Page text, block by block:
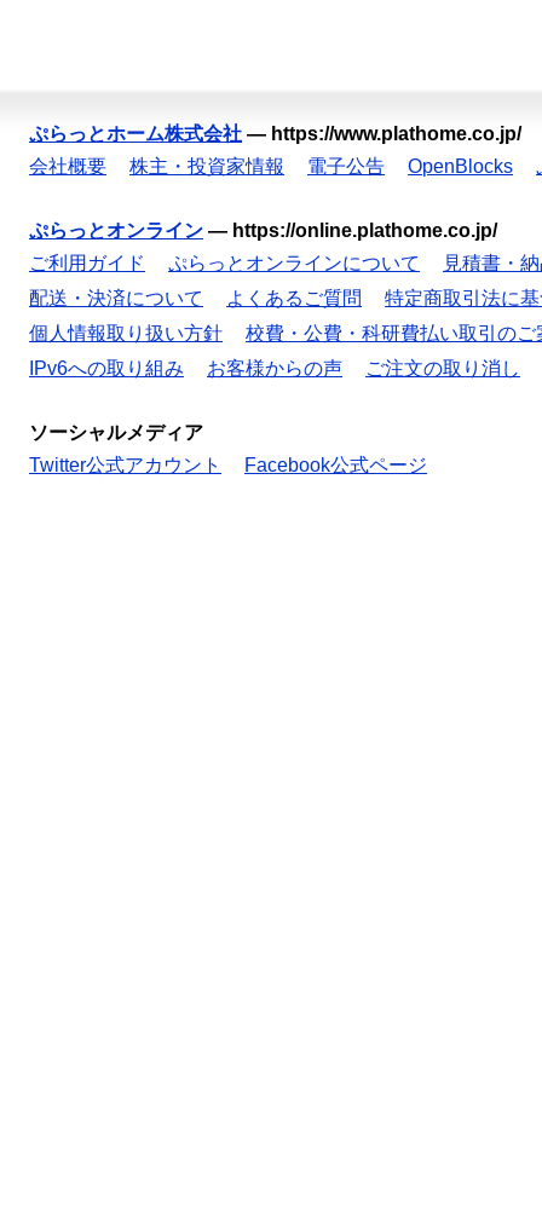
ぷらっとホーム株式会社 — https://www.plathome.co.jp/
会社概要
株主・投資家情報 電子公告 OpenBlocks
ぷらっとオンライン — https://online.plathome.co.jp/
ご利用ガイド
ぷらっとオンラインについて
見積書・
配送・決済について
よくあるご質問
特定商取引法に
個人情報取り扱い方針
校費・公費・科研費払い取引のご
IPv6への取り組み
お客様からの声 ご注文の取り消し
ソーシャルメディア
Twitter公式アカウント
Facebook公式ページ